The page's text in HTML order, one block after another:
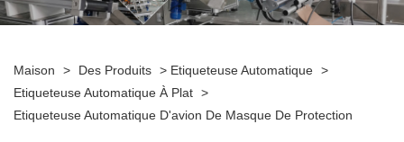
Maison > Des Produits > Etiqueteuse Automatique >
Etiqueteuse Automatique À Plat >
Etiqueteuse Automatique D'avion De Masque De Protection